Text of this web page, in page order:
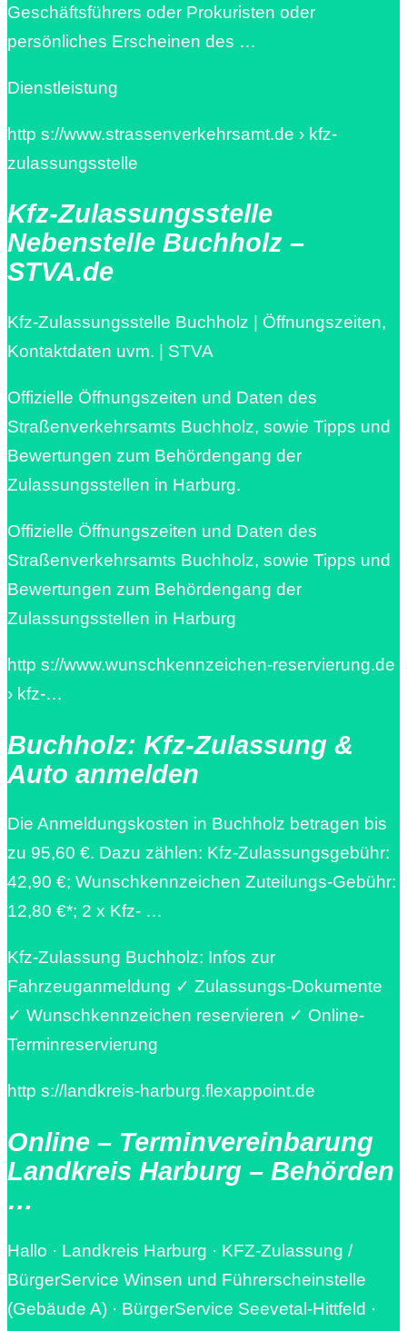
Geschäftsführers oder Prokuristen oder
persönliches Erscheinen des …
Dienstleistung
http s://www.strassenverkehrsamt.de › kfz-
zulassungsstelle
Kfz-Zulassungsstelle
Nebenstelle Buchholz –
STVA.de
Kfz-Zulassungsstelle Buchholz | Öffnungszeiten,
Kontaktdaten uvm. | STVA
Offizielle Öffnungszeiten und Daten des
Straßenverkehrsamts Buchholz, sowie Tipps und
Bewertungen zum Behördengang der
Zulassungsstellen in Harburg.
Offizielle Öffnungszeiten und Daten des
Straßenverkehrsamts Buchholz, sowie Tipps und
Bewertungen zum Behördengang der
Zulassungsstellen in Harburg
http s://www.wunschkennzeichen-reservierung.de
› kfz-…
Buchholz: Kfz-Zulassung &
Auto anmelden
Die Anmeldungskosten in Buchholz betragen bis
zu 95,60 €. Dazu zählen: Kfz-Zulassungsgebühr:
42,90 €; Wunschkennzeichen Zuteilungs-Gebühr:
12,80 €*; 2 x Kfz- …
Kfz-Zulassung Buchholz: Infos zur
Fahrzeuganmeldung ✓ Zulassungs-Dokumente
✓ Wunschkennzeichen reservieren ✓ Online-
Terminreservierung
http s://landkreis-harburg.flexappoint.de
Online – Terminvereinbarung
Landkreis Harburg – Behörden
…
Hallo · Landkreis Harburg · KFZ-Zulassung /
BürgerService Winsen und Führerscheinstelle
(Gebäude A) · BürgerService Seevetal-Hittfeld ·